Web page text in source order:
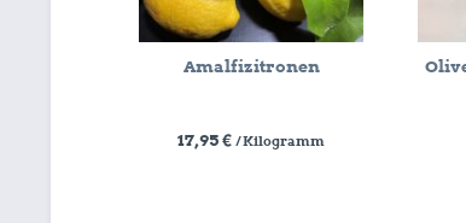
Amalfizitronen
17,95 € / Kilogramm